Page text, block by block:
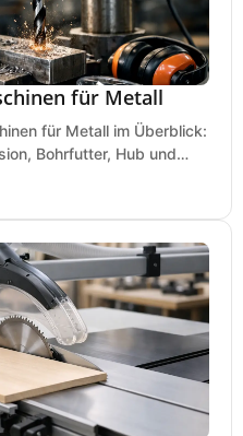
für Metall
für Metall im Überblick:
Bohrfutter, Hub und